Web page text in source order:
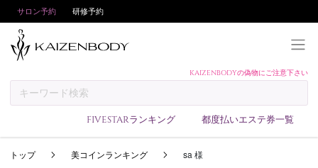
サロン予約 研修予約
KAIZENBODYの偽物にご注意下さい
FIVESTARランキング 都度払いエステ券一覧
予約方法
サロンランキング
トップ 美コインランキング sa 様